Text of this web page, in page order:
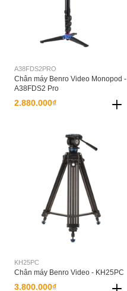
A38FDS2PRO
Chân máy Benro Video Monopod -
A38FDS2 Pro
2.880.000₫
KH25PC
Chân máy Benro Video - KH25PC
3.800.000₫